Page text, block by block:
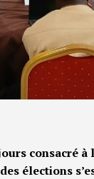
consacré
élections